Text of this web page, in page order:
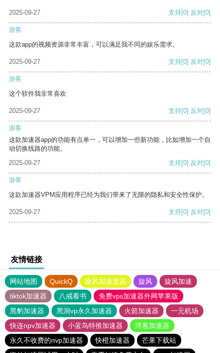
2025-09-27 支持[0] 反对[0]
游客
这款app的视频资源非常丰富，可以满足我不同的娱乐需求。
2025-09-27 支持[0] 反对[0]
游客
这个软件我非常喜欢
2025-09-27 支持[0] 反对[0]
游客
这款加速器app的功能有点单一，可以增加一些新功能，比如增加一个自
动切换线路的功能。
2025-09-27
支持[0] 反对[0]
游客
这款加速器VPM应用程序已经为我们带来了无限的隐私和安全性保护。
2025-09-27 支持[0] 反对[0]
友情链接
网站地图 QuickQ 旋风加速度器 旋风
旋风加速
tiktok加速器
八戒看书
免费vps加速器外网苹果版
黑豹加速器
黑洞vp永久加速器 火箭加速器
一元机场
快连npv加速器
小蓝鸟特推加速器
洋葱加速器
永久不收费的nvp加速器
快橙加速器
芒果下载站